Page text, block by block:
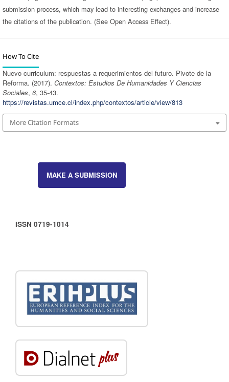
submission process, which may lead to interesting exchanges and increase
the citations of the publication. (See Open Access Effect).
How To Cite
Nuevo curriculum: respuestas a requerimientos del futuro. Pivote de la
Reforma. (2017). Contextos: Estudios De Humanidades Y Ciencias
Sociales, 6, 35-43.
https://revistas.umce.cl/index.php/contextos/article/view/813
More Citation Formats
MAKE A SUBMISSION
ISSN 0719-1014